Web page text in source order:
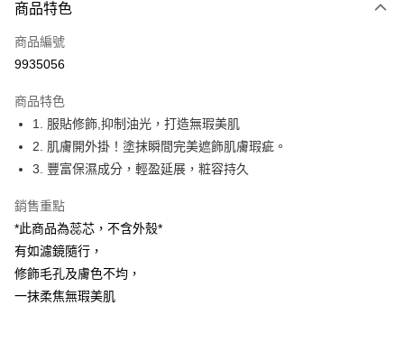
POYA支付
信用卡一次付款
LINE Pay
Apple Pay
悠遊付
Google Pay
商品特色
商品編號
9935056
商品特色
1. 服貼修飾,抑制油光，打造無瑕美肌
2. 肌膚開外掛！塗抹瞬間完美遮飾肌膚瑕疵。
3. 豐富保濕成分，輕盈延展，粧容持久
銷售重點
*此商品為蕊芯，不含外殼*
有如濾鏡隨行，
修飾毛孔及膚色不均，
一抹柔焦無瑕美肌